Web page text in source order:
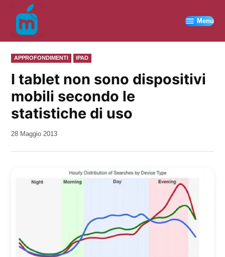
contenuto
Menu
PUBBLICATO
IN
APPROFONDIMENTI IPAD
I tablet non sono dispositivi
mobili secondo le
statistiche di uso
da
28 Maggio 2013